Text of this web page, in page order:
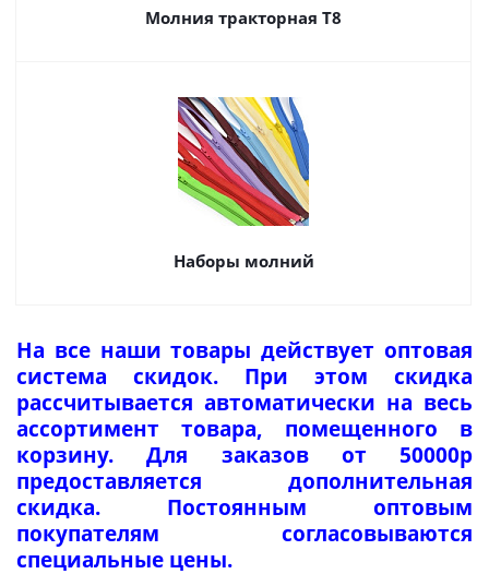
Молния тракторная Т8
Наборы молний
На все наши товары действует оптовая
система скидок. При этом скидка
рассчитывается автоматически на весь
ассортимент товара, помещенного в
корзину. Для заказов от 50000р
предоставляется дополнительная
скидка. Постоянным оптовым
покупателям согласовываются
специальные цены.